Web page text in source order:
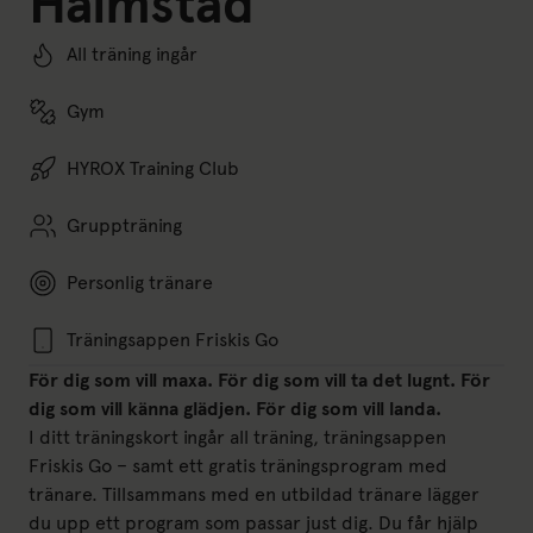
All träning ingår
Gym
HYROX Training Club
Gruppträning
Personlig tränare
Träningsappen Friskis Go
För dig som vill maxa. För dig som vill ta det lugnt. För
dig som vill känna glädjen. För dig som vill landa.
I ditt träningskort ingår all träning, träningsappen
Friskis Go – samt ett gratis träningsprogram med
tränare. Tillsammans med en utbildad tränare lägger
du upp ett program som passar just dig. Du får hjälp